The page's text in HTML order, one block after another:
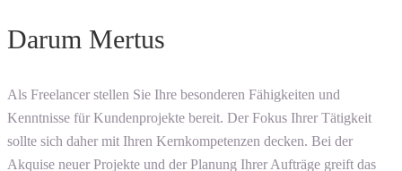
Darum Mertus
Als Freelancer stellen Sie Ihre besonderen Fähigkeiten und
Kenntnisse für Kundenprojekte bereit. Der Fokus Ihrer Tätigkeit
sollte sich daher mit Ihren Kernkompetenzen decken. Bei der
Akquise neuer Projekte und der Planung Ihrer Aufträge greift das